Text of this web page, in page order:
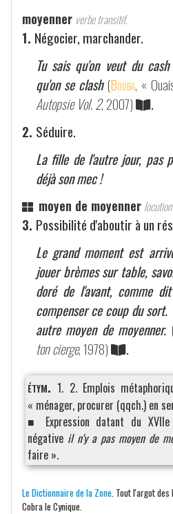
moyenner verbe transitif.
1. Négocier, marchander.
Tu sais qu'on veut du
qu'on se clash (Booba, «
Autopsie Vol. 2, 2007)
.
2. Séduire.
La fille de l'autre jour, pas
déjà son mec !
moyen de moyenner
3. Possibilité d'aboutir à un
Le grand moment est
jouer brèmes sur table,
doré de l'avant, comme
compenser ce coup du
autre moyen de moyenner.
ton cierge, 1978)
.
étym.1. 2. Emplois
« ménager, procurer (qqch.) en
■ Expression datant du
négative il n'y a pas moyen de
faire ».
Le Dictionnaire de la Zone . Tout l'argot
Cobra le Cynique.